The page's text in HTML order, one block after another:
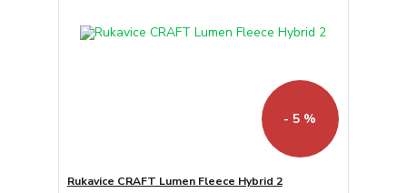
- 5 %
Rukavice CRAFT Lumen Fleece Hybrid 2